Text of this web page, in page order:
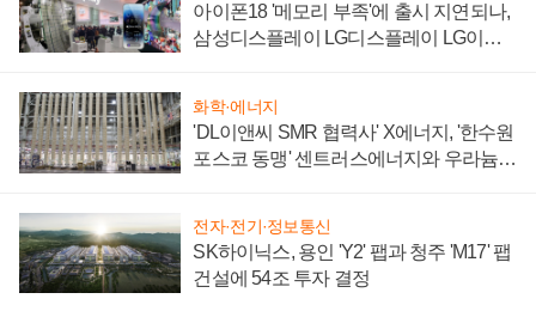
아이폰18 '메모리 부족'에 출시 지연되나,
삼성디스플레이 LG디스플레이 LG이노
화학·에너지
'DL이앤씨 SMR 협력사' X에너지, '한수원
포스코 동맹' 센트러스에너지와 우라늄
전자·전기·정보통신
SK하이닉스, 용인 'Y2' 팹과 청주 'M17' 팹
건설에 54조 투자 결정